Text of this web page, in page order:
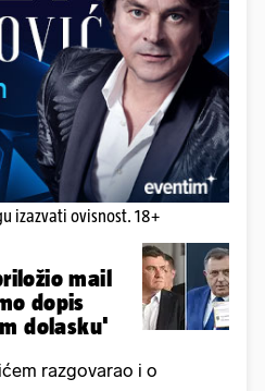
izazvati ovisnost. 18+
mail
dopis
dolasku'
razgovarao i o